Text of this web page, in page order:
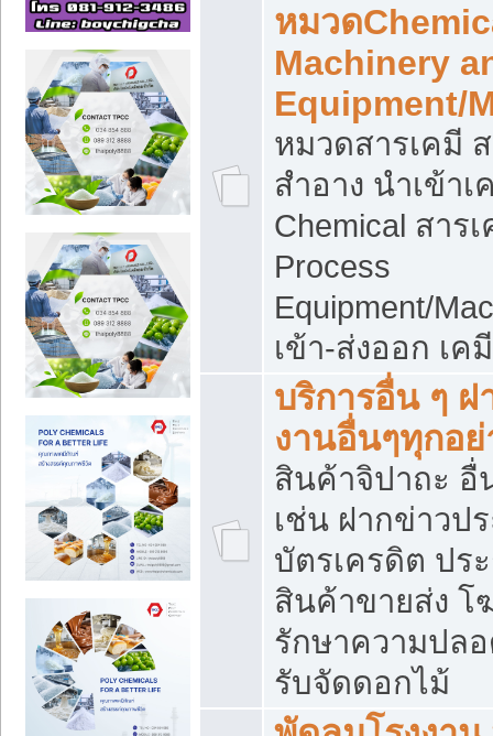
หมวด
Machinery
Equipment/
หมวดสารเคมี
สำอาง นำเข้
Chemical สาร
Process
Equipment/
เข้า-ส่งออก เ
บริการอื่น ๆ
งานอื่นๆทุกอ
สินค้าจิปาถะ อื่
เช่น ฝากข่าวป
บัตรเครดิต ปร
สินค้าขายส่ง
รักษาความปล
รับจัดดอกไม้